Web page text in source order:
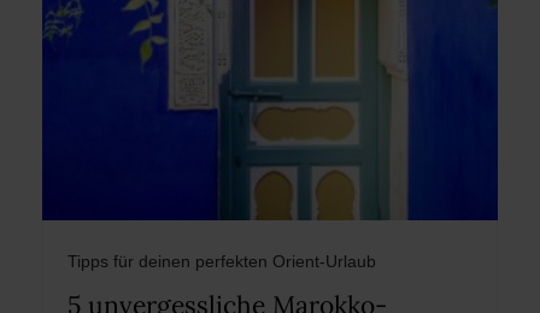
Tipps für deinen perfekten Orient-Urlaub
5 unvergessliche Marokko-